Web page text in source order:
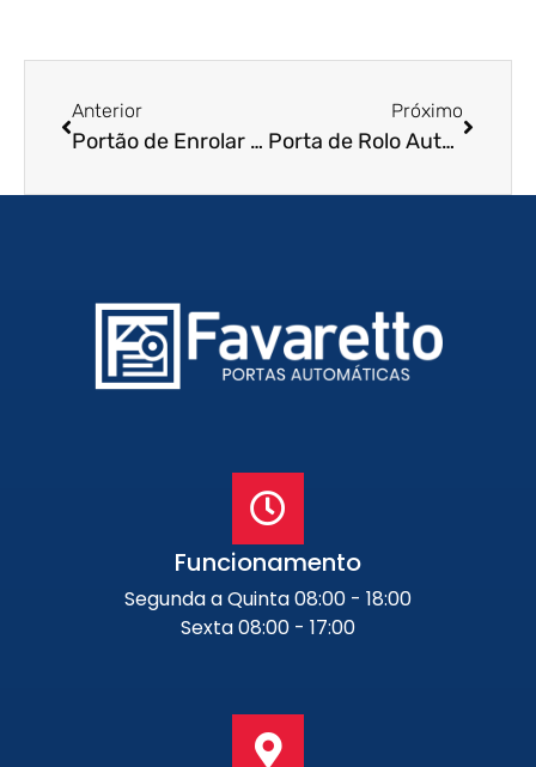
Anterior
Portão de Enrolar em Mogi Guaçu – SP
Próximo
Porta de Rolo Automática em Goiânia – GO
Funcionamento
Segunda a Quinta 08:00 - 18:00
Sexta 08:00 - 17:00